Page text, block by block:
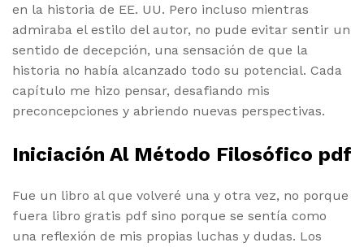
en la historia de EE. UU. Pero incluso mientras
admiraba el estilo del autor, no pude evitar sentir un
sentido de decepción, una sensación de que la
historia no había alcanzado todo su potencial. Cada
capítulo me hizo pensar, desafiando mis
preconcepciones y abriendo nuevas perspectivas.
Iniciación Al Método Filosófico pdf
Fue un libro al que volveré una y otra vez, no porque
fuera libro gratis pdf sino porque se sentía como
una reflexión de mis propias luchas y dudas. Los